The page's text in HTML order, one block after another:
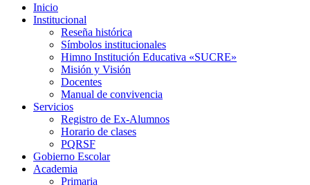
Inicio
Institucional
Reseña histórica
Símbolos institucionales
Himno Institución Educativa «SUCRE»
Misión y Visión
Docentes
Manual de convivencia
Servicios
Registro de Ex-Alumnos
Horario de clases
PQRSF
Gobierno Escolar
Academia
Primaria